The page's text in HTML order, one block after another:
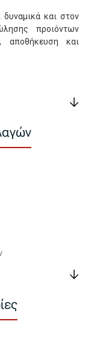
δυναμικά και στον
προιόντων
αποθήκευση και